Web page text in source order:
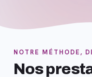
NOTRE MÉTHODE,
Nos